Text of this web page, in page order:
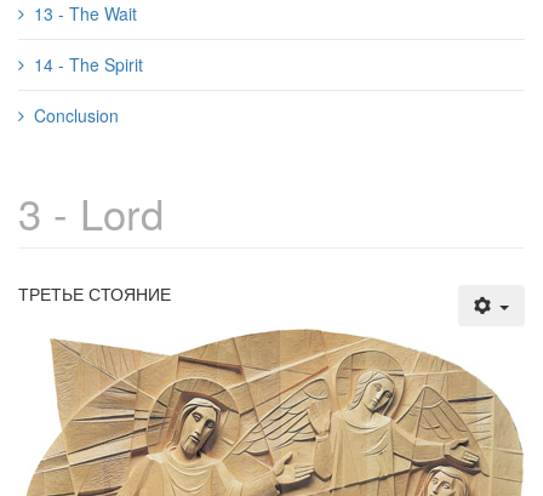
13 - The Wait
14 - The Spirit
Conclusion
3 - Lord
ТРЕТЬЕ СТОЯНИЕ